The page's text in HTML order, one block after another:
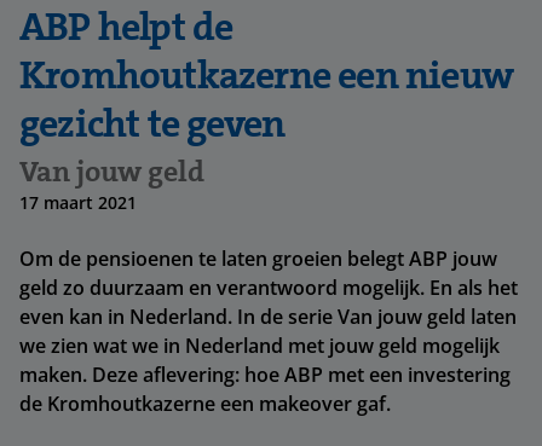
ABP helpt de
Kromhoutkazerne een nieuw
gezicht te geven
Van jouw geld
17 maart 2021
Om de pensioenen te laten groeien belegt ABP jouw
geld zo duurzaam en verantwoord mogelijk. En als het
even kan in Nederland. In de serie Van jouw geld laten
we zien wat we in Nederland met jouw geld mogelijk
maken. Deze aflevering: hoe ABP met een investering
de Kromhoutkazerne een makeover gaf.